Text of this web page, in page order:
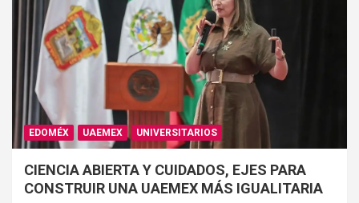
EDOMÉX UAEMEX UNIVERSITARIOS
CIENCIA ABIERTA Y CUIDADOS, EJES PARA
CONSTRUIR UNA UAEMEX MÁS IGUALITARIA